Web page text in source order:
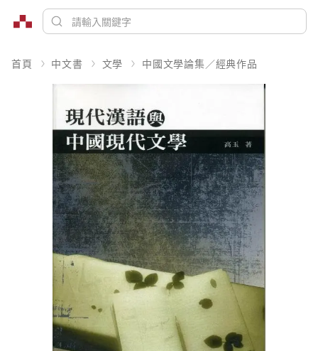
首頁 中文書 文學 中國文學論集／經典作品